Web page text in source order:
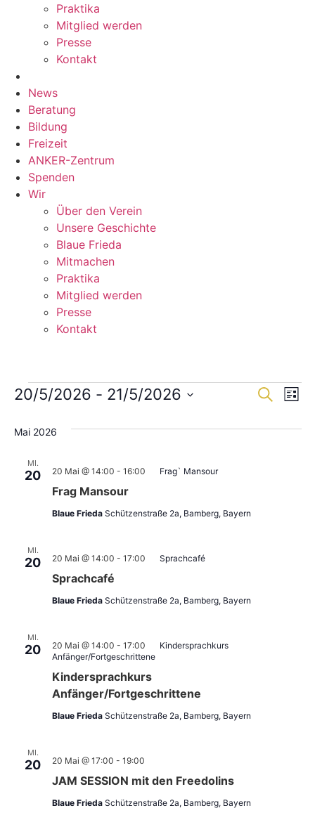
Praktika
Mitglied werden
Presse
Kontakt
News
Beratung
Bildung
Freizeit
ANKER-Zentrum
Spenden
Wir
Über den Verein
Unsere Geschichte
Blaue Frieda
Mitmachen
Praktika
Mitglied werden
Presse
Kontakt
Veranstaltungen SucheListe
20/5/2026 - 21/5/2026
Mai 2026
MI.
20
Frag Mansour
20 Mai @ 14:00 - 16:00 Frag` Mansour
Blaue Frieda Schützenstraße 2a, Bamberg, Bayern
MI.
20
Sprachcafé
20 Mai @ 14:00 - 17:00 Sprachcafé
Blaue Frieda Schützenstraße 2a, Bamberg, Bayern
MI.
20
Kindersprachkurs
Anfänger/Fortgeschrittene
20 Mai @ 14:00 - 17:00
Kindersprachkurs
Anfänger/Fortgeschrittene
Blaue Frieda Schützenstraße 2a, Bamberg, Bayern
MI.
20
JAM SESSION mit den Freedolins
20 Mai @ 17:00 - 19:00
Blaue Frieda Schützenstraße 2a, Bamberg, Bayern